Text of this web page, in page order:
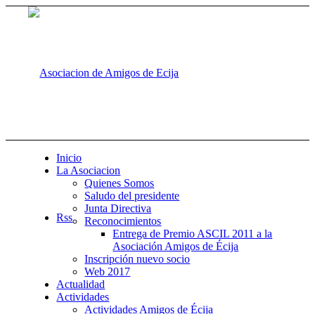
Rss
Inicio
La Asociacion
Quienes Somos
Saludo del presidente
Junta Directiva
Reconocimientos
Entrega de Premio ASCIL 2011 a la
Asociación Amigos de Écija
Inscripción nuevo socio
Web 2017
Actualidad
Actividades
Actividades Amigos de Écija